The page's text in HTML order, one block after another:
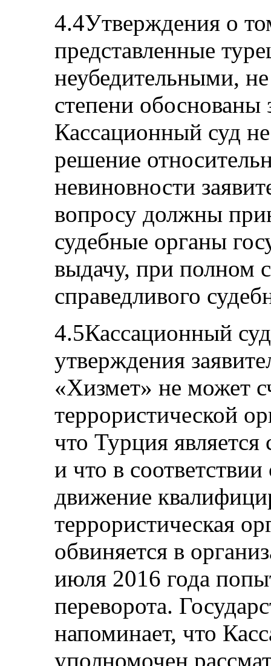
4.4Утверждения о
представленные
неубедительными,
степени обоснованы
Кассационный суд
решение
невиновности
вопросу должны
судебные органы
выдачу, при полном
справедливого
4.5Кассационный
утверждения
«Хизмет» не может
террористической
что Турция
и что в соответствии
движение
террористическая
обвиняется в
июля 2016 года
переворота.
напоминает, что
уполномочен